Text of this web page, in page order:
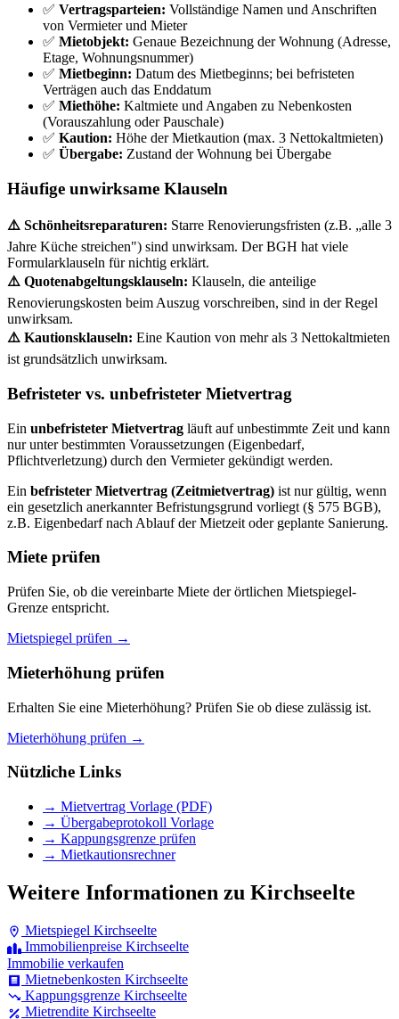
✅ Vertragsparteien: Vollständige Namen und Anschriften
von Vermieter und Mieter
✅ Mietobjekt: Genaue Bezeichnung der Wohnung (Adresse,
Etage, Wohnungsnummer)
✅ Mietbeginn: Datum des Mietbeginns; bei befristeten
Verträgen auch das Enddatum
✅ Miethöhe: Kaltmiete und Angaben zu Nebenkosten
(Vorauszahlung oder Pauschale)
✅ Kaution: Höhe der Mietkaution (max. 3 Nettokaltmieten)
✅ Übergabe: Zustand der Wohnung bei Übergabe
Häufige unwirksame Klauseln
⚠️ Schönheitsreparaturen: Starre Renovierungsfristen (z.B. „alle 3
Jahre Küche streichen") sind unwirksam. Der BGH hat viele
Formularklauseln für nichtig erklärt.
⚠️ Quotenabgeltungsklauseln: Klauseln, die anteilige
Renovierungskosten beim Auszug vorschreiben, sind in der Regel
unwirksam.
⚠️ Kautionsklauseln: Eine Kaution von mehr als 3 Nettokaltmieten
ist grundsätzlich unwirksam.
Befristeter vs. unbefristeter Mietvertrag
Ein unbefristeter Mietvertrag läuft auf unbestimmte Zeit und kann
nur unter bestimmten Voraussetzungen (Eigenbedarf,
Pflichtverletzung) durch den Vermieter gekündigt werden.
Ein befristeter Mietvertrag (Zeitmietvertrag) ist nur gültig, wenn
ein gesetzlich anerkannter Befristungsgrund vorliegt (§ 575 BGB),
z.B. Eigenbedarf nach Ablauf der Mietzeit oder geplante Sanierung.
Miete prüfen
Prüfen Sie, ob die vereinbarte Miete der örtlichen Mietspiegel-
Grenze entspricht.
Mietspiegel prüfen →
Mieterhöhung prüfen
Erhalten Sie eine Mieterhöhung? Prüfen Sie ob diese zulässig ist.
Mieterhöhung prüfen →
Nützliche Links
→ Mietvertrag Vorlage (PDF)
→ Übergabeprotokoll Vorlage
→ Kappungsgrenze prüfen
→ Mietkautionsrechner
Weitere Informationen zu Kirchseelte
Mietspiegel Kirchseelte
Immobilienpreise Kirchseelte
Immobilie verkaufen
Mietnebenkosten Kirchseelte
Kappungsgrenze Kirchseelte
Mietrendite Kirchseelte